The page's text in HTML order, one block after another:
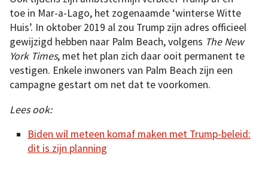
toe in Mar-a-Lago, het zogenaamde ‘winterse Witte
Huis’. In oktober 2019 al zou Trump zijn adres officieel
gewijzigd hebben naar Palm Beach, volgens The New
York Times, met het plan zich daar ooit permanent te
vestigen. Enkele inwoners van Palm Beach zijn een
campagne gestart om net dat te voorkomen.
Lees ook:
Biden wil meteen komaf maken met Trump-beleid:
dit is zijn planning